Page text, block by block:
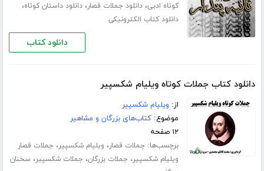
کوتاه ادبی،دانلود جملات قصار،دانلود داستان کوتاه،
دانلود کتاب الکترونیکی
دانلود کتاب
دانلود کتاب جملات کوتاه ویلیام شکسپیر
از: ویلیام شکسپیر
موضوع:کتاب‌های بزرگان و مشاهیر
۱۲ صفحه
برچسب‌ها: جملات قصار، ویلیام شکسپیر، جملات قصار
ویلیام شکسپیر، جملات بزرگان، جملات شکسپیر، سخنان